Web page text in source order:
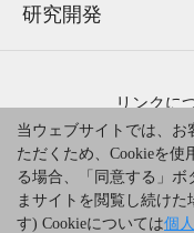
研究開発
リンクに
サイトのご利
当ウェブサイトでは、
ただくため、Cookieを
る場合、「同意する」
まサイトを閲覧し続けた
す) Cookieについては個